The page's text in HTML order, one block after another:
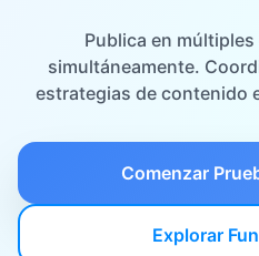
Publica en
simultáneamente.
estrategias de contenido
Comenzar
Explorar